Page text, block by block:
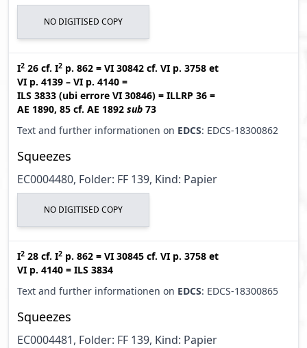
NO DIGITISED COPY
I2 26 cf. I2 p. 862 = VI 30842 cf. VI p. 3758 et
VI p. 4139 – VI p. 4140 =
ILS 3833 (ubi errore VI 30846) = ILLRP 36 =
AE 1890, 85 cf. AE 1892 sub 73
Text and further informationen on EDCS: EDCS-18300862
Squeezes
EC0004480, Folder: FF 139, Kind: Papier
NO DIGITISED COPY
I2 28 cf. I2 p. 862 = VI 30845 cf. VI p. 3758 et
VI p. 4140 = ILS 3834
Text and further informationen on EDCS: EDCS-18300865
Squeezes
EC0004481, Folder: FF 139, Kind: Papier